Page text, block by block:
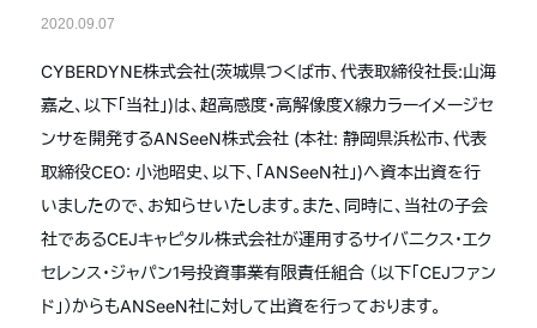
2020.09.07
CYBERDYNE株式会社(茨城県つくば市、代表取締役社長:山海
嘉之、以下「当社」)は、超高感度・高解像度X線カラーイメージセ
ンサを開発するANSeeN株式会社 (本社: 静岡県浜松市、代表
取締役CEO: 小池昭史、以下、「ANSeeN社」)へ資本出資を行
いましたので、お知らせいたします。また、同時に、当社の子会
社であるCEJキャピタル株式会社が運用するサイバニクス・エク
セレンス・ジャパン1号投資事業有限責任組合 （以下「CEJファン
ド」）からもANSeeN社に対して出資を行っております。